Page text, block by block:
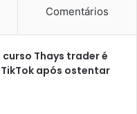
Comentários
Thays trader é
após ostentar